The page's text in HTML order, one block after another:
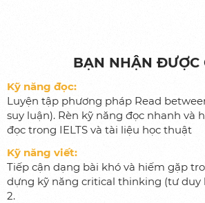
Về T.D.D
Sứ mệnh, tầm nhìn
Học viên tiêu biểu
BẠN NHẬN ĐƯỢC
Kỹ năng đọc:
Luyện tập phương pháp Read
suy luận). Rèn kỹ năng đọc nhanh và
đọc trong IELTS và tài liệu học thuật
Kỹ năng viết:
Tiếp cận dạng bài khó và hiếm gặp
dựng kỹ năng critical thinking (tư duy
2.